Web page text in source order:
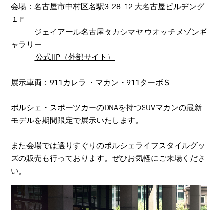
会場：名古屋市中村区名駅3-28-12 大名古屋ビルヂング
１Ｆ
ジェイアール名古屋タカシマヤ ウオッチメゾンギ
ャラリー
公式HP（外部サイト）
展示車両：911カレラ ・マカン・911ターボＳ
ポルシェ・スポーツカーのDNAを持つSUVマカンの最新
モデルを期間限定で展示いたします。
また会場では選りすぐりのポルシェライフスタイルグッ
ズの販売も行っております。ぜひお気軽にご来場くださ
い。